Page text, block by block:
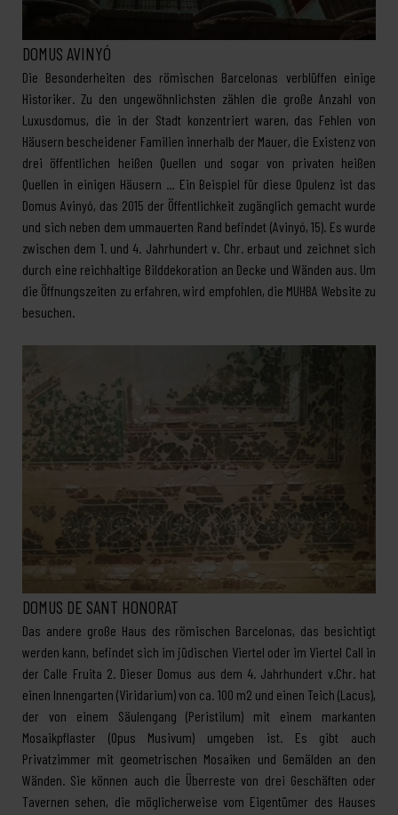
DOMUS AVINYÓ
Die Besonderheiten des römischen Barcelonas verblüffen einige
Historiker. Zu den ungewöhnlichsten zählen die große Anzahl von
Luxusdomus, die in der Stadt konzentriert waren, das Fehlen von
Häusern bescheidener Familien innerhalb der Mauer, die Existenz von
drei öffentlichen heißen Quellen und sogar von privaten heißen
Quellen in einigen Häusern … Ein Beispiel für diese Opulenz ist das
Domus Avinyó, das 2015 der Öffentlichkeit zugänglich gemacht wurde
und sich neben dem ummauerten Rand befindet (Avinyó, 15). Es wurde
zwischen dem 1. und 4. Jahrhundert v. Chr. erbaut und zeichnet sich
durch eine reichhaltige Bilddekoration an Decke und Wänden aus. Um
die Öffnungszeiten zu erfahren, wird empfohlen, die MUHBA Website zu
besuchen.
DOMUS DE SANT HONORAT
Das andere große Haus des römischen Barcelonas, das besichtigt
werden kann, befindet sich im jüdischen Viertel oder im Viertel Call in
der Calle Fruita 2. Dieser Domus aus dem 4. Jahrhundert v.Chr. hat
einen Innengarten (Viridarium) von ca. 100 m2 und einen Teich (Lacus),
der von einem Säulengang (Peristilum) mit einem markanten
Mosaikpflaster (Opus Musivum) umgeben ist. Es gibt auch
Privatzimmer mit geometrischen Mosaiken und Gemälden an den
Wänden. Sie können auch die Überreste von drei Geschäften oder
Tavernen sehen, die möglicherweise vom Eigentümer des Hauses